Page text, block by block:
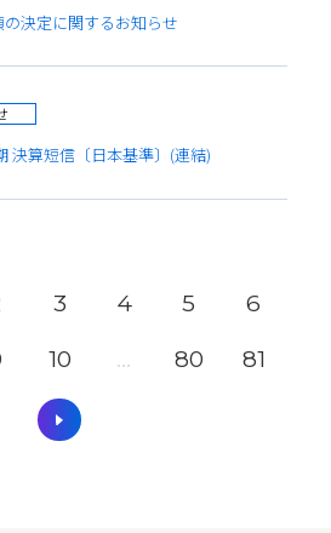
決定に関するお知らせ
決算短信〔日本基準〕(連結)
3 4 5
6
10 ... 80 81